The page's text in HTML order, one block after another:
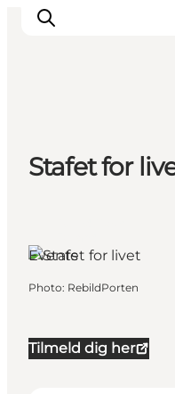
Inspirations
Destinations
Planifiez votre
Stafet for
Tilmeld dig her
Events
Photo: RebildPorten